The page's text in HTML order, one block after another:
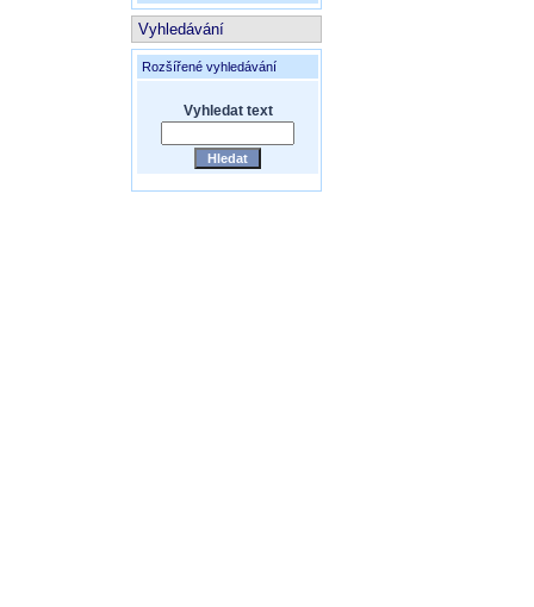
Vyhledávání
Rozšířené vyhledávání
Vyhledat text